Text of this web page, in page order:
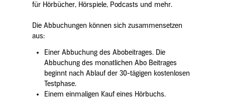
für Hörbücher, Hörspiele, Podcasts und mehr.
Die Abbuchungen können sich zusammensetzen
aus:
Einer Abbuchung des Abobeitrages. Die
Abbuchung des monatlichen Abo Beitrages
beginnt nach Ablauf der 30-tägigen kostenlosen
Testphase.
Einem einmaligen Kauf eines Hörbuchs.